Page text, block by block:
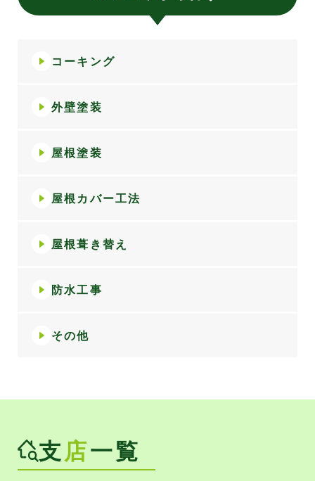
コーキング
外壁塗装
屋根塗装
屋根カバー工法
屋根葺き替え
防水工事
その他
支店一覧